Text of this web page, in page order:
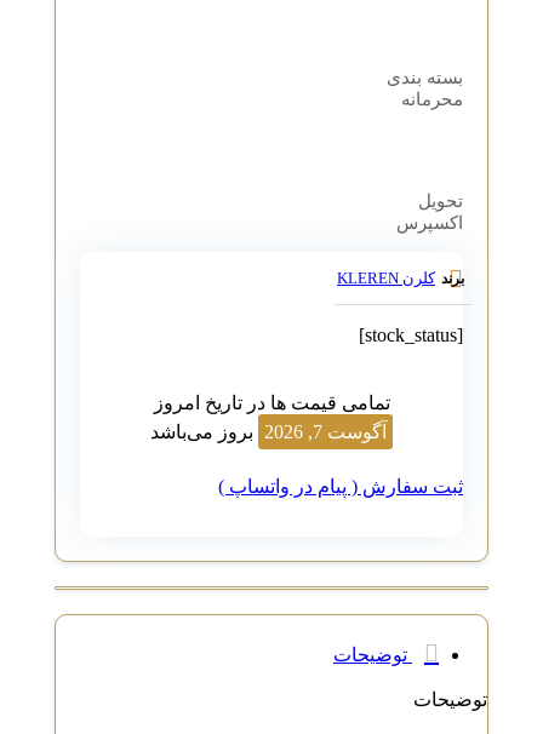
بسته بندی
محرمانه
تحویل
اکسپرس
کلرن KLEREN
تمامی قیمت ها در تاریخ امروز
آگوست 7, 2026
بروز می‌باشد
ثبت سفارش ( پیام در واتساپ )
توضیحات
توضیحات